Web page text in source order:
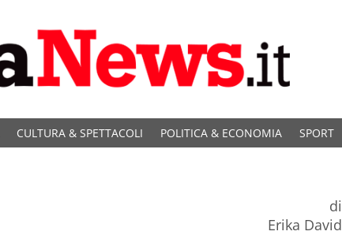
CULTURA & SPETTACOLI POLITICA & ECONOMIA SPORT
di
Erika David